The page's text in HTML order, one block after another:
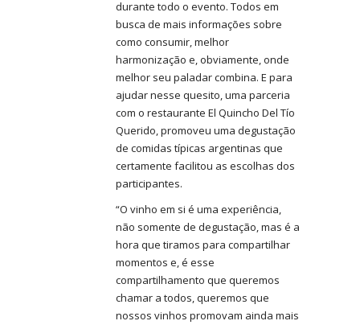
durante todo o evento. Todos em
busca de mais informações sobre
como consumir, melhor
harmonização e, obviamente, onde
melhor seu paladar combina. E para
ajudar nesse quesito, uma parceria
com o restaurante El Quincho Del Tío
Querido, promoveu uma degustação
de comidas típicas argentinas que
certamente facilitou as escolhas dos
participantes.
“O vinho em si é uma experiência,
não somente de degustação, mas é a
hora que tiramos para compartilhar
momentos e, é esse
compartilhamento que queremos
chamar a todos, queremos que
nossos vinhos promovam ainda mais